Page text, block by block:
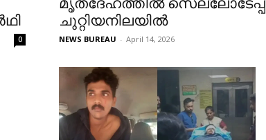
0
മൃതദേഹത്തില്‍ സെല്ലോടേപ്പ്
ചുറ്റിയനിലയില്‍
NEWS BUREAU - April 14, 2026